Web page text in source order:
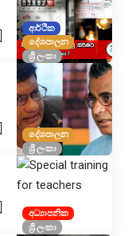
ආර්ථික
දේශපාලන
ශ්‍රී ලංකා
දේශපාලන
ශ්‍රී ලංකා
අධ්‍යාපනික
ශ්‍රී ලංකා